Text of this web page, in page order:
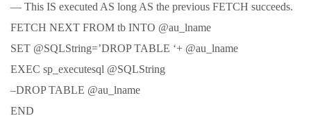
— This IS executed AS long AS the previous FETCH succeeds.
FETCH NEXT FROM tb INTO @au_lname
SET @SQLString=’DROP TABLE ‘+ @au_lname
EXEC sp_executesql @SQLString
–DROP TABLE @au_lname
END